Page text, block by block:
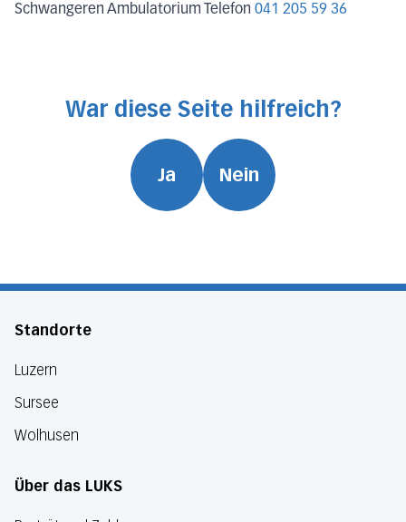
Schwangeren Ambulatorium Telefon 041 205 59 36
War diese Seite hilfreich?
Ja Nein
Standorte
Luzern
Sursee
Wolhusen
Über das LUKS